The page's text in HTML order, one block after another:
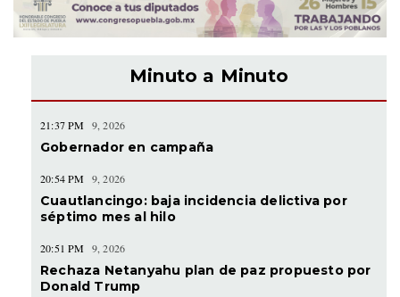
Minuto a Minuto
21:37 PM 9, 2026
Gobernador en campaña
20:54 PM 9, 2026
Cuautlancingo: baja incidencia delictiva por
séptimo mes al hilo
20:51 PM 9, 2026
Rechaza Netanyahu plan de paz propuesto por
Donald Trump